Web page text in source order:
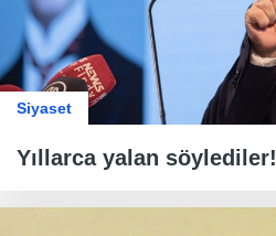
Siyaset
Yıllarca yalan söylediler!